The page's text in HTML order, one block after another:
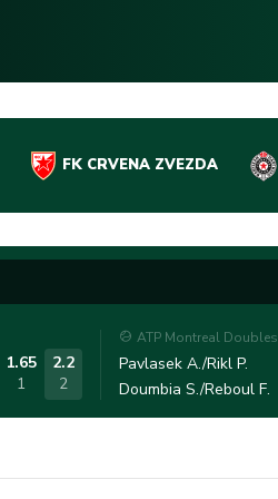
FK CRVENA ZVEZDA
1.65
1
2.2
2
ATP Montreal Doubles
Pavlasek A./Rikl P.
Doumbia S./Reboul F.